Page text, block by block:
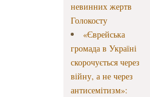
невинних жертв
Голокосту
«Єврейська
громада в Україні
скорочується через
війну, а не через
антисемітизм»: